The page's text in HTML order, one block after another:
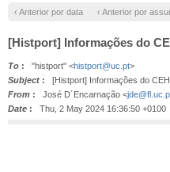
‹ Anterior por data ‹ Anterior por
[Histport] Informações do
To : "histport" <histport@uc.pt>
Subject : [Histport] Informações do
From : José D´Encarnação <
Date : Thu, 2 May 2024 16:36:50 +0100